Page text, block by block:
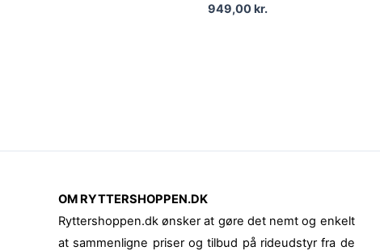
949,00kr.
OM RYTTERSHOPPEN.DK
Ryttershoppen.dk ønsker at gøre det nemt og enkelt
at sammenligne priser og tilbud på rideudstyr fra de